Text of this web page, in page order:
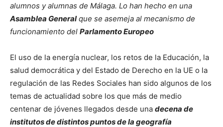
alumnos y alumnas de Málaga. Lo han hecho en una
Asamblea Generalque se asemeja al mecanismo de
funcionamiento del Parlamento Europeo
El uso de la energía nuclear, los retos de la Educación, la
salud democrática y del Estado de Derecho en la UE o la
regulación de las Redes Sociales han sido algunos de los
temas de actualidad sobre los que más de medio
centenar de jóvenes llegados desde una decena de
institutos de distintos puntos de la geografía